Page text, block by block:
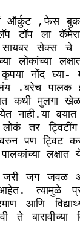
ऑर्कुट,फेस बुक
टॉप ला कॅमेरा
सायबर सेक्स चे
लोकांच्या
कृपया नोंद घ्या-
.बरेच पालक
कधी मुलगा
नाही.या वयात
लोकं तर ट्विटींग
पण ट्विट
पालकांच्या लक्षात
जरी जग जवळ
.त्यामुळे
आणि
ते बारावीच्या